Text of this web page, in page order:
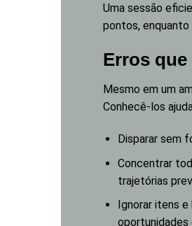
Uma sessão
pontos,
Erros
Mesmo em um
Conhecê-los
Disparar sem
Concentrar
trajetórias
Ignorar itens
oportunidades